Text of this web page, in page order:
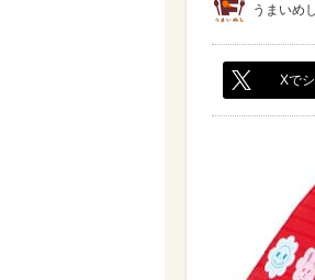
うまいめし
Xで